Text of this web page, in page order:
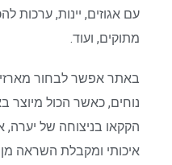
עם אגוזים, יינות, ערכות
מתוקים, ועוד.
באתר אפשר לבחור מארזים
נוחים, כאשר הכול מיוצר
הקקאו בניצוחה של יערה,
איכותי ומקבלת השראה מן